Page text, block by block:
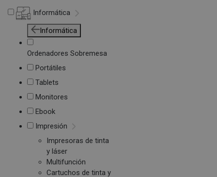
Informática
Informática
Ordenadores Sobremesa
Portátiles
Tablets
Monitores
Ebook
Impresión
Impresoras de tinta
y láser
Multifunción
Cartuchos de tinta y